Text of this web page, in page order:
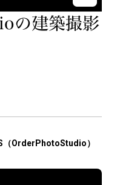
の建築撮影
（OrderPhotoStudio）